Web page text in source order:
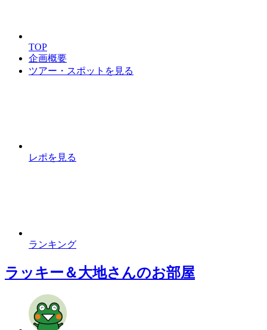
TOP
企画概要
ツアー・スポットを見る
レポを見る
ランキング
ラッキー＆大地さんのお部屋